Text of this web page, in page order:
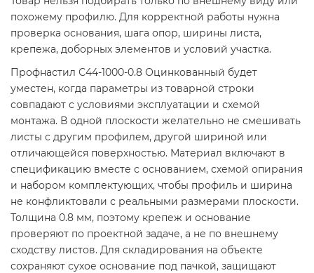
похожему профилю. Для корректной работы нужна
проверка основания, шага опор, ширины листа,
крепежа, доборных элементов и условий участка.
Профнастил С44-1000-0.8 Оцинкованный будет
уместен, когда параметры из товарной строки
совпадают с условиями эксплуатации и схемой
монтажа. В одной плоскости желательно не смешивать
листы с другим профилем, другой шириной или
отличающейся поверхностью. Материал включают в
спецификацию вместе с основанием, схемой опирания
и набором комплектующих, чтобы профиль и ширина
не конфликтовали с реальными размерами плоскости.
Толщина 0.8 мм, поэтому крепеж и основание
проверяют по проектной задаче, а не по внешнему
сходству листов. Для складирования на объекте
сохраняют сухое основание под пачкой, защищают